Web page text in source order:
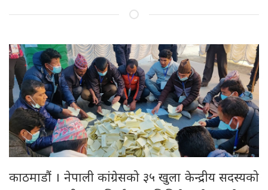
काठमाडौं । नेपाली कांग्रेसको ३५ खुला केन्द्रीय सदस्यको